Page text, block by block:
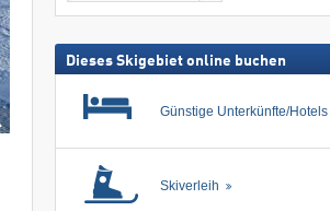
Dieses Skigebiet online buchen
Günstige Unterkünfte/Hotels
Skiverleih